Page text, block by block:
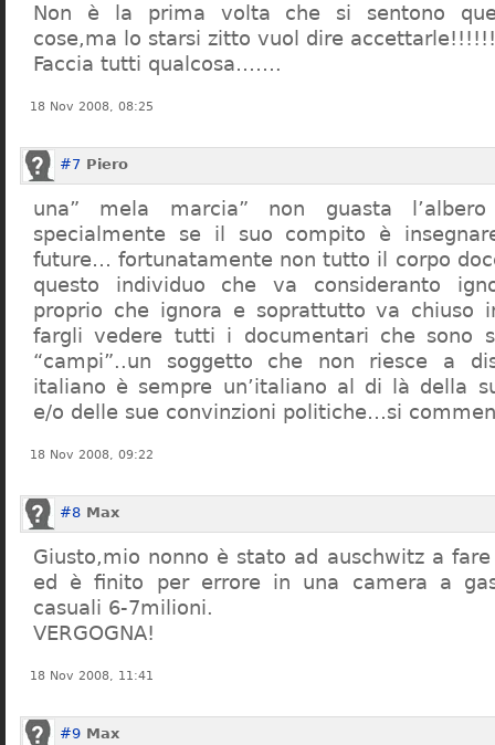
Non è la prima volta che si sentono
cose,ma lo starsi zitto vuol dire accettarle!!!!!!
Faccia tutti qualcosa…….
18 Nov 2008, 08:25
#7 Piero
una” mela marcia” non guasta
specialmente se il suo compito è
future… fortunatamente non tutto il corpo
questo individuo che va consideranto
proprio che ignora e soprattutto va chiuso
fargli vedere tutti i documentari che sono
“campi”..un soggetto che non riesce a
italiano è sempre un’italiano al di là della
e/o delle sue convinzioni politiche…si
18 Nov 2008, 09:22
#8 Max
Giusto,mio nonno è stato ad auschwitz a
ed è finito per errore in una camera a
casuali 6-7milioni.
VERGOGNA!
18 Nov 2008, 11:41
#9 Max